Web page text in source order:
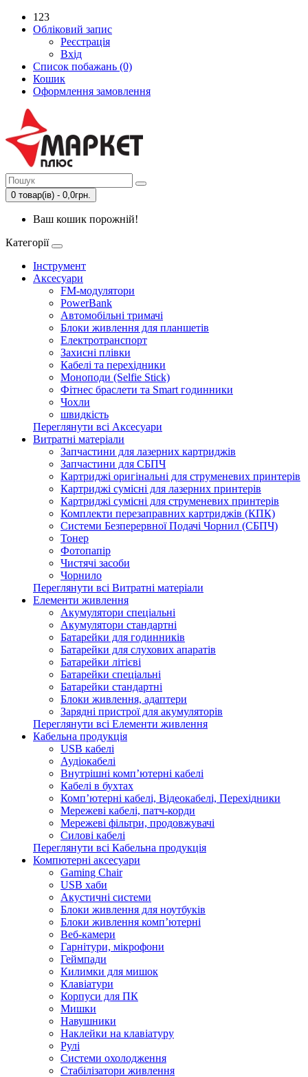
123
Обліковий запис
Реєстрація
Вхід
Список побажань (0)
Кошик
Оформлення замовлення
0 товар(ів) - 0,0грн.
Ваш кошик порожній!
Категорії
Інструмент
Аксесуари
FM-модулятори
PowerBank
Автомобільні тримачі
Блоки живлення для планшетів
Електротранспорт
Захисні плівки
Кабелі та перехідники
Моноподи (Selfie Stick)
Фітнес браслети та Smart годинники
Чохли
швидкість
Переглянути всі Аксесуари
Витратні матеріали
Запчастини для лазерних картриджів
Запчастини для СБПЧ
Картриджі оригінальні для струменевих принтерів
Картриджі сумісні для лазерних принтерів
Картриджі сумісні для струменевих принтерів
Комплекти перезаправних картриджів (КПК)
Системи Безперервної Подачі Чорнил (СБПЧ)
Тонер
Фотопапір
Чистячі засоби
Чорнило
Переглянути всі Витратні матеріали
Елементи живлення
Акумулятори спеціальні
Акумулятори стандартні
Батарейки для годинників
Батарейки для слухових апаратів
Батарейки літієві
Батарейки спеціальні
Батарейки стандартні
Блоки живлення, адаптери
Зарядні пристрої для акумуляторів
Переглянути всі Елементи живлення
Кабельна продукція
USB кабелі
Аудіокабелі
Внутрішні комп’ютерні кабелі
Кабелі в бухтах
Комп’ютерні кабелі, Відеокабелі, Перехідники
Мережеві кабелі, патч-корди
Мережеві фільтри, продовжувачі
Силові кабелі
Переглянути всі Кабельна продукція
Компютерні аксесуари
Gaming Chair
USB хаби
Акустичні системи
Блоки живлення для ноутбуків
Блоки живлення комп’ютерні
Веб-камери
Гарнітури, мікрофони
Геймпади
Килимки для мишок
Клавіатури
Корпуси для ПК
Мишки
Навушники
Наклейки на клавіатуру
Рулі
Системи охолодження
Стабілізатори живлення